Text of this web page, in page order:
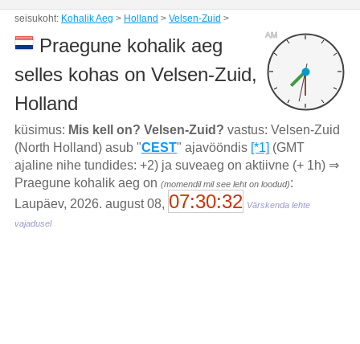
seisukoht: Kohalik Aeg > Holland > Velsen-Zuid >
AM
Praegune kohalik aeg
selles kohas on Velsen-Zuid,
Holland
küsimus: Mis kell on? Velsen-Zuid? vastus: Velsen-Zuid
(North Holland) asub "CEST" ajavööndis [*1] (GMT
ajaline nihe tundides: +2) ja suveaeg on aktiivne (+ 1h) ⇒
Praegune kohalik aeg on (momendil mil see leht on loodud):
Laupäev, 2026. august 08, 07:30:32 Värskenda lehte
vajadusel